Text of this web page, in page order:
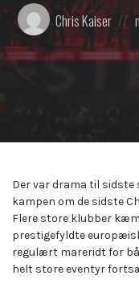
Posted
by:
Chris Kaiser
Der var drama til sidste
kampen om de sidste
Flere store klubber
prestigefyldte
regulært mareridt for
helt store eventyr